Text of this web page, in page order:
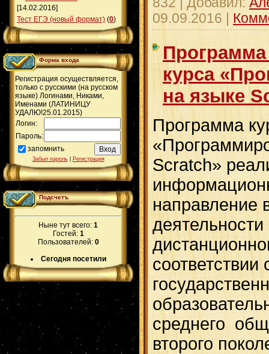
[14.02.2016]
Тест ЕГЭ (новый формат) (0)
Форма входа
Регистрация осуществляется,
только с русскими (на русском
языке) Логинами, Никами,
Именами (ЛАТИНИЦУ
УДАЛЮ!25.01.2015)
Логин:
Пароль:
запомнить
Забыл пароль| Регистрация
Подсчетъ
Ныне тут всего: 1
Гостей: 1
Пользователей: 0
Сегодня посетили
09.09.2016
курса
на языке
Программа
Scratch»
направление
среднего
второго